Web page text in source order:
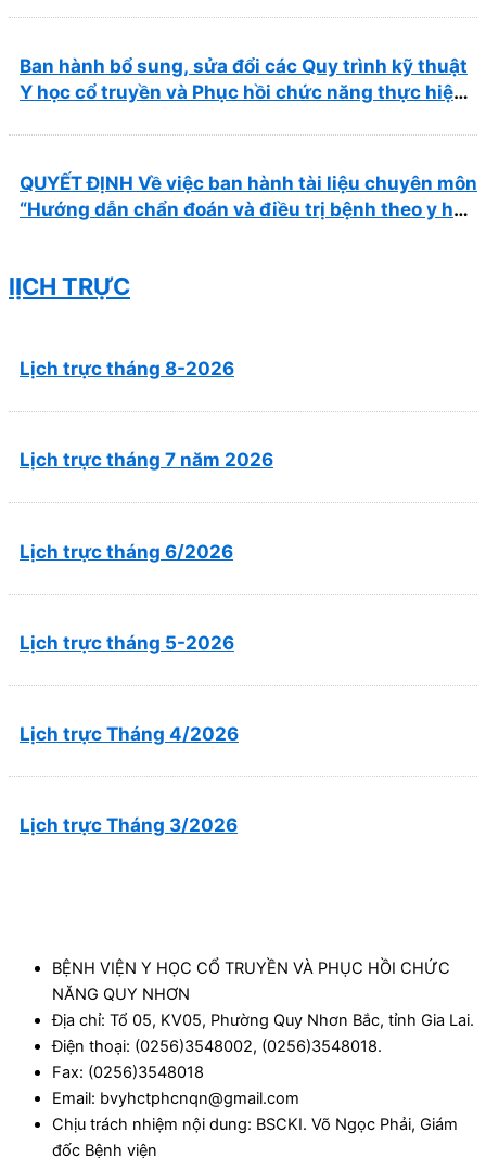
Ban hành bổ sung, sửa đổi các Quy trình kỹ thuật
Y học cổ truyền và Phục hồi chức năng thực hiện
QUYẾT ĐỊNH Về việc ban hành tài liệu chuyên môn
“Hướng dẫn chẩn đoán và điều trị bệnh theo y học
lỊCH TRỰC
Lịch trực tháng 8-2026
Lịch trực tháng 7 năm 2026
Lịch trực tháng 6/2026
Lịch trực tháng 5-2026
Lịch trực Tháng 4/2026
Lịch trực Tháng 3/2026
BỆNH VIỆN Y HỌC CỔ TRUYỀN VÀ PHỤC HỒI CHỨC
NĂNG QUY NHƠN
Địa chỉ: Tổ 05, KV05, Phường Quy Nhơn Bắc, tỉnh Gia Lai.
Điện thoại: (0256)3548002, (0256)3548018.
Fax: (0256)3548018
Email: bvyhctphcnqn@gmail.com
Chịu trách nhiệm nội dung: BSCKI. Võ Ngọc Phải, Giám
đốc Bệnh viện